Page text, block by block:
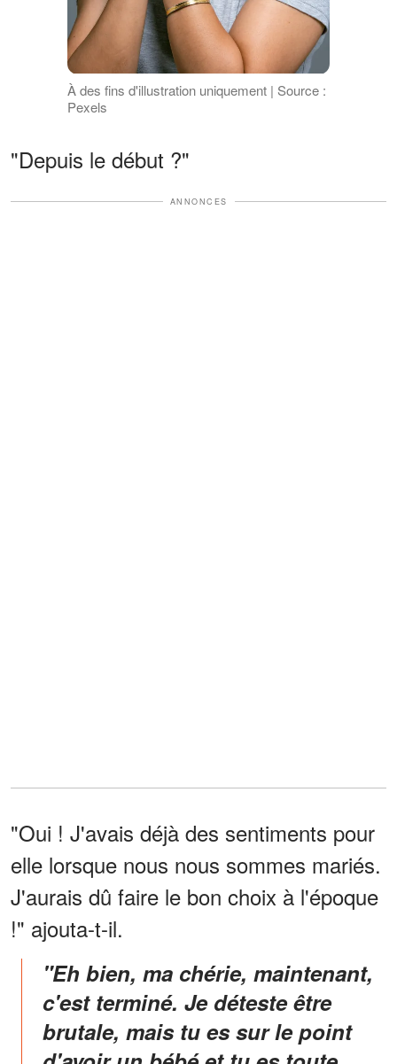
À des fins d'illustration uniquement | Source :
Pexels
"Depuis le début ?"
ANNONCES
"Oui ! J'avais déjà des sentiments pour
elle lorsque nous nous sommes mariés.
J'aurais dû faire le bon choix à l'époque
!" ajouta-t-il.
"Eh bien, ma chérie, maintenant,
c'est terminé. Je déteste être
brutale, mais tu es sur le point